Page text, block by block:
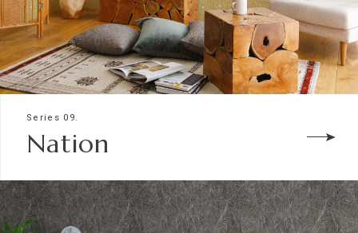
Series 09.
Nation